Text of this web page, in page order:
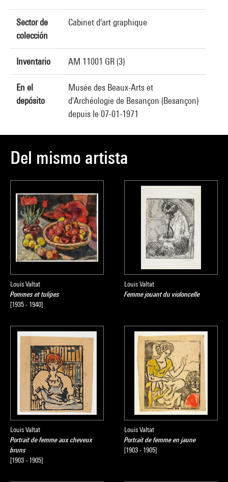
Sector de
colección
Cabinet d'art graphique
Inventario AM 11001 GR (3)
En el
depósito
Musée des Beaux-Arts et
d'Archéologie de Besançon (Besançon)
depuis le 07-01-1971
Del mismo artista
Louis Valtat
Pommes et tulipes
[1935 - 1940]
Louis Valtat
Femme jouant du violoncelle
Louis Valtat
Portrait de femme aux cheveux
bruns
[1903 - 1905]
Louis Valtat
Portrait de femme en jaune
[1903 - 1905]